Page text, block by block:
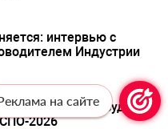
интервью с
Индустрии
своей жизни, обсудили
2026
на сайте